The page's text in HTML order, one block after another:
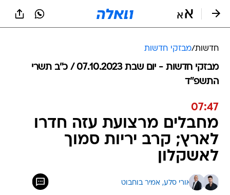
חדשות/מבזקי חדשות
מבזקי חדשות - יום שבת 07.10.2023 / כ״ב תשרי
התשפ"ד
07:47
מחבלים מרצועת עזה חדרו
לארץ; קרב יריות סמוך
לאשקלון
אורי סלע, אמיר בוחבוט